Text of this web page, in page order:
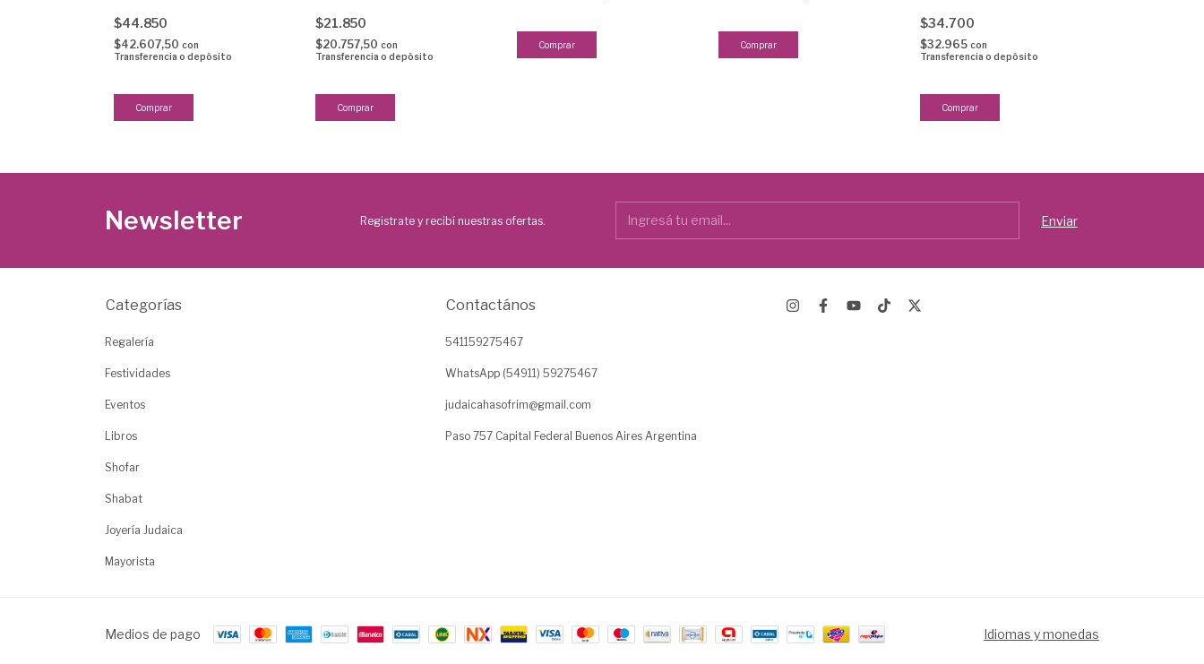
$44.850
$42.607,50 con
Transferencia o depósito
$21.850
$20.757,50 con
Transferencia o depósito
$34.700
$32.965 con
Transferencia o depósito
Comprar
Newsletter Registrate y recibí nuestras ofertas.
Categorías
Regalería
Festividades
Eventos
Libros
Shofar
Shabat
Joyería Judaica
Mayorista
Contactános
541159275467
WhatsApp (54911) 59275467
judaicahasofrim@gmail.com
Paso 757 Capital Federal Buenos Aires Argentina
Medios de pago Idiomas y monedas